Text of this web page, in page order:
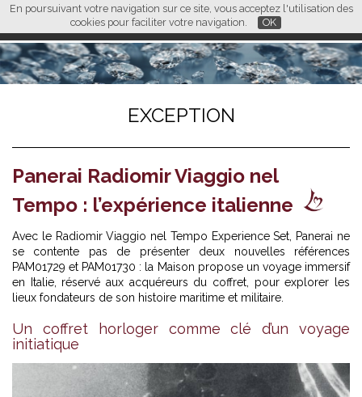
En poursuivant votre navigation sur ce site, vous acceptez l'utilisation des
cookies pour faciliter votre navigation.
OK
FR EN CN
L M
EXCEPTION
Panerai Radiomir Viaggio nel
Tempo : l’expérience italienne
Avec le Radiomir Viaggio nel Tempo Experience Set, Panerai ne
se contente pas de présenter deux nouvelles références
PAM01729 et PAM01730 : la Maison propose un voyage immersif
en Italie, réservé aux acquéreurs du coffret, pour explorer les
lieux fondateurs de son histoire maritime et militaire.
Un coffret horloger comme clé d’un voyage
initiatique